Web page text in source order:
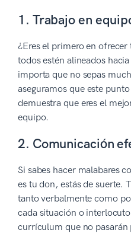
1. Trabajo en
¿Eres el primero en
todos estén alineados
importa que no sepas
aseguramos que este
demuestra que eres el
equipo.
2. Comunicación
Si sabes hacer malabares
es tu don, estás de suerte.
tanto verbalmente como
cada situación o
currículum que no pasarán